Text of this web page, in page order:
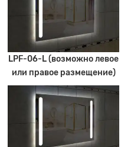
LPF-06-L (возможно левое
или правое размещение)